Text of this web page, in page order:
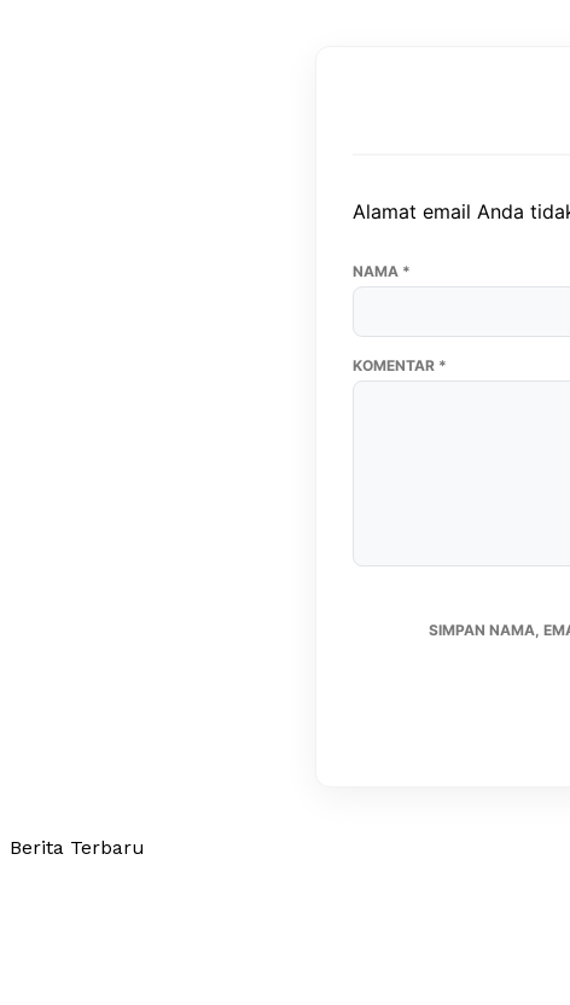
Alamat email Anda
KOMENTAR *
NAMA *
SIMPAN NAMA,
Berita Terbaru